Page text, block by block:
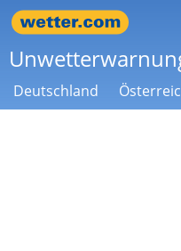
Deutschland